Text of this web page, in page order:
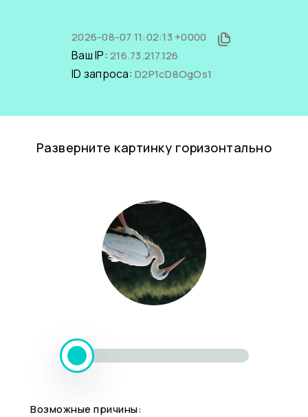
2026-08-07 11:02:13 +0000
Ваш IP: 216.73.217.126
ID запроса: D2P1cD8OgOs1
Разверните картинку горизонтально
Возможные причины: